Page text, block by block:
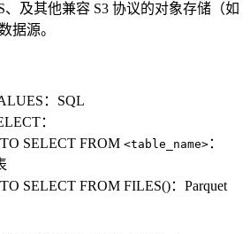
、及其他兼容 S3 协议的对象存储（如
据源。
：SQL
：
SELECT FROM <table_name> ：
SELECT FROM FILES()：Parquet